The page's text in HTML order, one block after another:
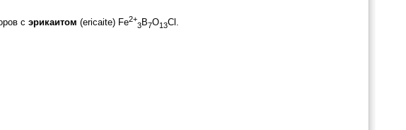
с эрикаитом (ericaite) Fe2+
3B7O13Cl.